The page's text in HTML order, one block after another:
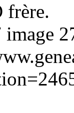
frère.